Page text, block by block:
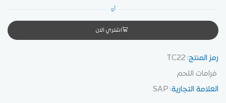
أو
اشتري الان
رمز المنتج: TC22
فرامات اللحم
العلامة التجارية: SAP